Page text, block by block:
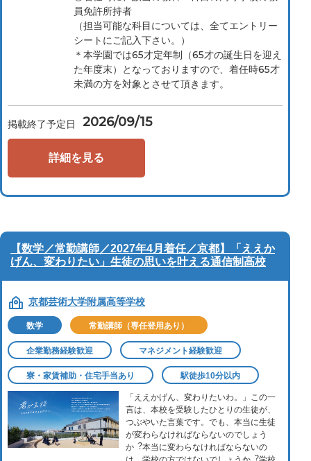
員免許所持者
（担当可能な科目については、全てエントリー
シートにご記入下さい。）
＊本学園では65才定年制（65才の誕生日を迎え
た年度末）となっておりますので、着任時65才
未満の方を対象とさせて頂きます。
掲載終了予定日 2026/09/15
詳細を見る
【数学／常勤講師／2027年4月着任／京都】「ええか
げん、変わりたい」生徒の思いを叶える通信制高校
京都芸術大学附属高等学校
数学 常勤講師（専任登用あり）
企業勤務経験歓迎 マネジメント経験歓迎
寮・家賃補助・住宅手当あり 駅徒歩10分以内
「ええかげん、変わりたいわ。」この⼀
⾔は、本校を受験したひとりの⽣徒が、
つぶやいた⾔葉です。でも、本当に⽣徒
が変わらなければならないのでしょう
か︖本当に変わらなければならないの